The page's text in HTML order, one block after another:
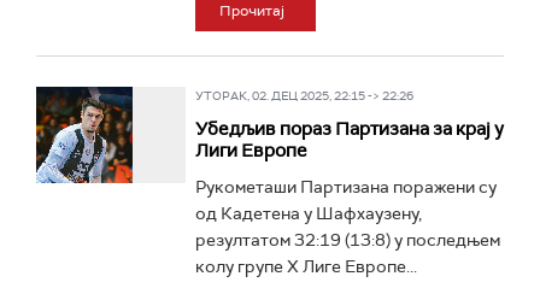
Прочитај
УТОРАК, 02. ДЕЦ 2025, 22:15 -> 22:26
Убедљив пораз Партизана за крај у
Лиги Европе
Рукометаши Партизана поражени су
од Кадетена у Шафхаузену,
резултатом 32:19 (13:8) у последњем
колу групе Х Лиге Европе...